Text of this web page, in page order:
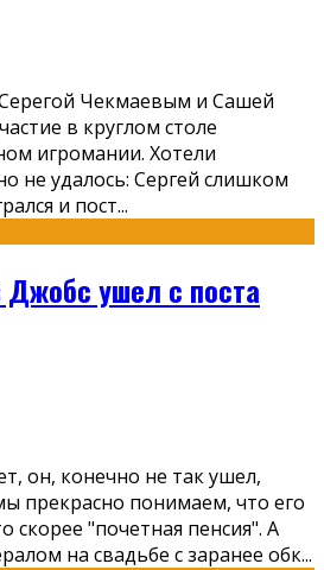
Серегой Чекмаевым и Сашей
в круглом столе
игромании. Хотели
не удалось: Сергей слишком
и пост...
Джобс ушел с поста
он, конечно не так ушел,
прекрасно понимаем, что его
скорее "почетная пенсия". А
на свадьбе с заранее обк...